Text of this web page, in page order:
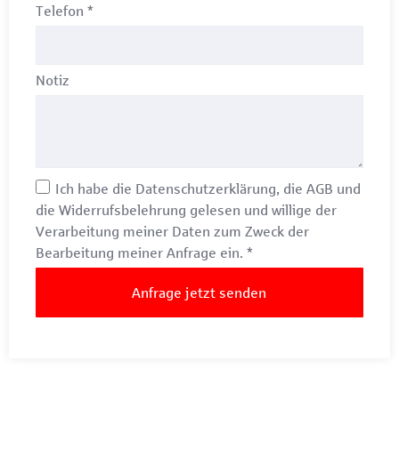
Telefon *
Notiz
Ich habe die Datenschutzerklärung, die AGB und
die Widerrufsbelehrung gelesen und willige der
Verarbeitung meiner Daten zum Zweck der
Bearbeitung meiner Anfrage ein. *
Anfrage jetzt senden